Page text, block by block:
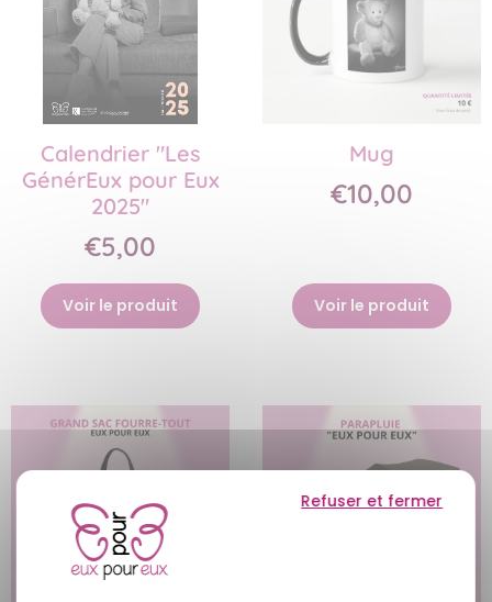
Calendrier "Les
GénérEux pour Eux
2025"
€5,00
Voir le produit
Mug
€10,00
Voir le produit
Refuser et fermer